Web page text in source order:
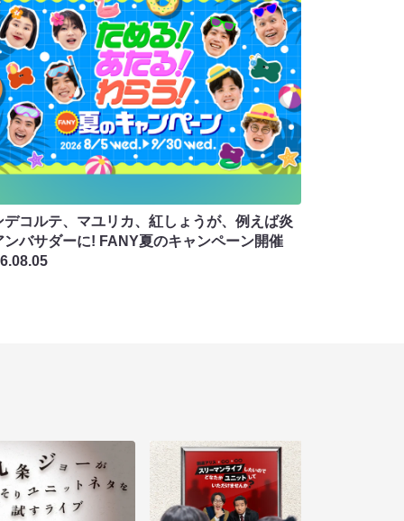
デコルテ、マユリカ、紅しょうが、例えば炎
ンバサダーに! FANY夏のキャンペーン開催